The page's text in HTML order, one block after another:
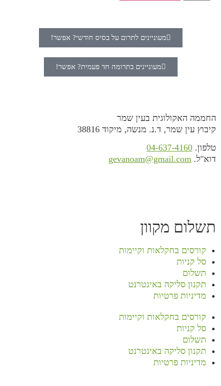
מעוניינים לתרום על בסיס חודשי? אפשר!
מעוניינים בתרומה חד פעמית? אפשר!
תשלום מקוון
קורסים בחקלאות וקיימות
סל קניות
תשלום
תקנון סליקה באינטרנט
מדיניות פרטיות
קורסים בחקלאות וקיימות
סל קניות
תשלום
תקנון סליקה באינטרנט
מדיניות פרטיות
החממה האקולוגית בעין שמר
קיבוץ עין שמר, ד.נ. מנשה, מיקוד 38816
טלפון. 04-637-4160
דוא"ל. gevanoam@gmail.com